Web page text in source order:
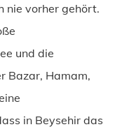
nie vorher gehört.
und die
Bazar, Hamam,
in Beysehir das